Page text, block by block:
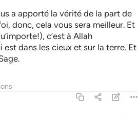
a apporté la vérité de la part de
donc, cela vous sera meilleur. Et
c’est à Allah
dans les cieux et sur la terre. Et